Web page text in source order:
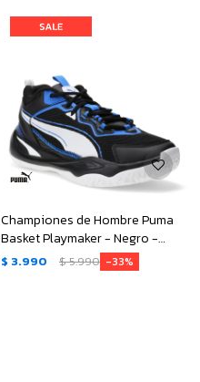
Championes de Hombre Puma
Basket Playmaker - Negro -
Blanco - Azul
$ 3.990 $5.990 33